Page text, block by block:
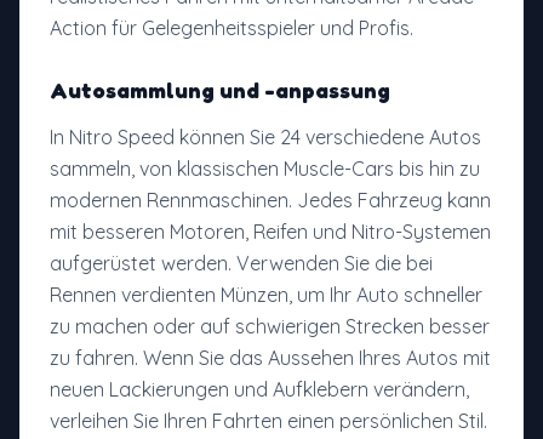
Action für Gelegenheitsspieler und Profis.
Autosammlung und -anpassung
In Nitro Speed können Sie 24 verschiedene Autos
sammeln, von klassischen Muscle-Cars bis hin zu
modernen Rennmaschinen. Jedes Fahrzeug kann
mit besseren Motoren, Reifen und Nitro-Systemen
aufgerüstet werden. Verwenden Sie die bei
Rennen verdienten Münzen, um Ihr Auto schneller
zu machen oder auf schwierigen Strecken besser
zu fahren. Wenn Sie das Aussehen Ihres Autos mit
neuen Lackierungen und Aufklebern verändern,
verleihen Sie Ihren Fahrten einen persönlichen Stil.